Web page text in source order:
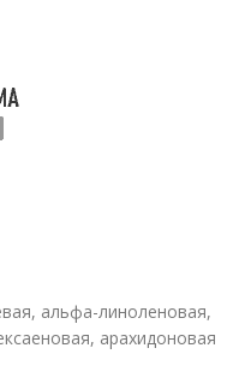
альфа-линоленовая,
арахидоновая